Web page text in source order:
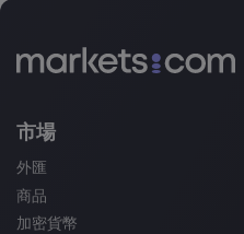
市場
外匯
商品
加密貨幣